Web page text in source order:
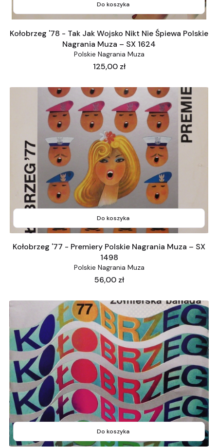
Do koszyka
Kołobrzeg '78 - Tak Jak Wojsko Nikt Nie Śpiewa Polskie
Nagrania Muza – SX 1624
Polskie Nagrania Muza
Cena
125,00 zł
Do koszyka
Kołobrzeg '77 - Premiery Polskie Nagrania Muza – SX
1498
Polskie Nagrania Muza
Cena
56,00 zł
Do koszyka